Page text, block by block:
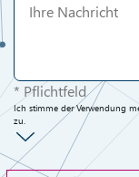
* Pflichtfeld
Ich stimme der Verwendung
zu.